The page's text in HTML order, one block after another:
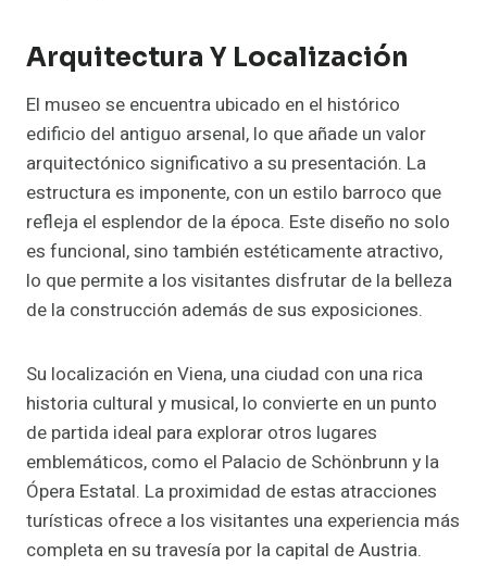
Arquitectura Y Localización
El museo se encuentra ubicado en el histórico
edificio del antiguo arsenal, lo que añade un valor
arquitectónico significativo a su presentación. La
estructura es imponente, con un estilo barroco que
refleja el esplendor de la época. Este diseño no solo
es funcional, sino también estéticamente atractivo,
lo que permite a los visitantes disfrutar de la belleza
de la construcción además de sus exposiciones.
Su localización en Viena, una ciudad con una rica
historia cultural y musical, lo convierte en un punto
de partida ideal para explorar otros lugares
emblemáticos, como el Palacio de Schönbrunn y la
Ópera Estatal. La proximidad de estas atracciones
turísticas ofrece a los visitantes una experiencia más
completa en su travesía por la capital de Austria.